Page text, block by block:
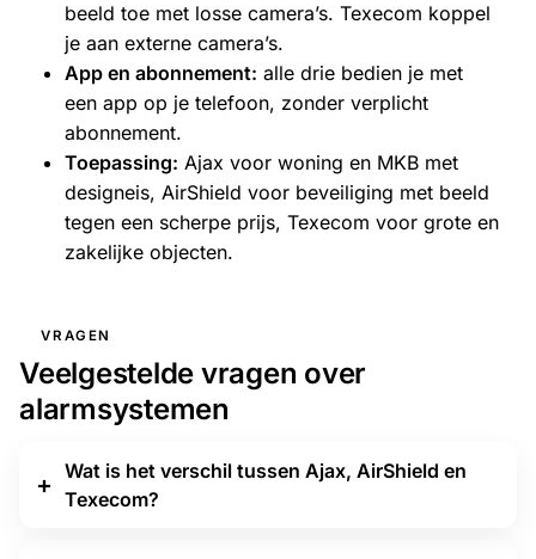
beeld toe met losse camera’s. Texecom koppel
je aan externe camera’s.
App en abonnement: alle drie bedien je met
een app op je telefoon, zonder verplicht
abonnement.
Toepassing: Ajax voor woning en MKB met
designeis, AirShield voor beveiliging met beeld
tegen een scherpe prijs, Texecom voor grote en
zakelijke objecten.
VRAGEN
Veelgestelde vragen over
alarmsystemen
Wat is het verschil tussen Ajax, AirShield en
Texecom?